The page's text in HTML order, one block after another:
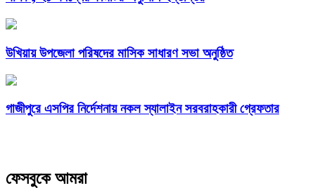
উখিয়ায় উপজেলা পরিষদের মাসিক সাধারণ সভা অনুষ্ঠিত
গাজীপুরে এসপির নির্দেশনায় নকল স্যালাইন সরবরাহকারী গ্রেফতার
ফেসবুকে আমরা